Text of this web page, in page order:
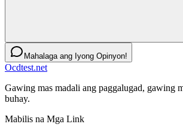
Mahalaga ang Iyong Opinyon!
Ocdtest.net
Gawing mas madali ang paggalugad, gawing
buhay.
Mabilis na Mga Link